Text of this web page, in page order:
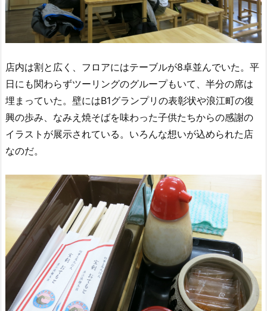
店内は割と広く、フロアにはテーブルが8卓並んでいた。平
日にも関わらずツーリングのグループもいて、半分の席は
埋まっていた。壁にはB1グランプリの表彰状や浪江町の復
興の歩み、なみえ焼そばを味わった子供たちからの感謝の
イラストが展示されている。いろんな想いが込められた店
なのだ。